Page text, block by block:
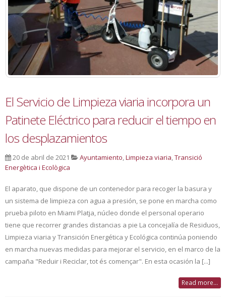
El Servicio de Limpieza viaria incorpora un
Patinete Eléctrico para reducir el tiempo en
los desplazamientos
20 de abril de 2021 Ayuntamiento,Limpieza viaria,Transició
Energètica i Ecològica
El aparato, que dispone de un contenedor para recoger la basura y
un sistema de limpieza con agua a presión, se pone en marcha como
prueba piloto en Miami Platja, núcleo donde el personal operario
tiene que recorrer grandes distancias a pie La concejalía de Residuos,
Limpieza viaria y Transición Energética y Ecológica continúa poniendo
en marcha nuevas medidas para mejorar el servicio, en el marco de la
campaña "Reduir i Reciclar, tot és començar". En esta ocasión la [...]
Read more...